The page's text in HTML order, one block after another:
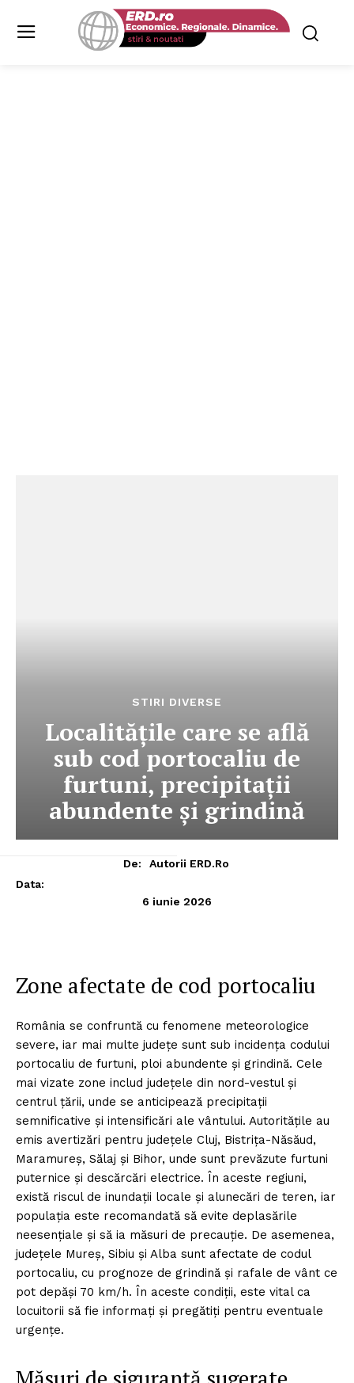
STIRI DIVERSE
Localitățile care se află
sub cod portocaliu de
furtuni, precipitații
abundente și grindină
De:
Autorii ERD.ro
Data:
6 iunie 2026
Zone afectate de cod portocaliu
România se confruntă cu fenomene meteorologice
severe, iar mai multe județe sunt sub incidența codului
portocaliu de furtuni, ploi abundente și grindină. Cele
mai vizate zone includ județele din nord-vestul și
centrul țării, unde se anticipează precipitații
semnificative și intensificări ale vântului. Autoritățile au
emis avertizări pentru județele Cluj, Bistrița-Năsăud,
Maramureș, Sălaj și Bihor, unde sunt prevăzute furtuni
puternice și descărcări electrice. În aceste regiuni,
există riscul de inundații locale și alunecări de teren, iar
populația este recomandată să evite deplasările
neesențiale și să ia măsuri de precauție. De asemenea,
județele Mureș, Sibiu și Alba sunt afectate de codul
portocaliu, cu prognoze de grindină și rafale de vânt ce
pot depăși 70 km/h. În aceste condiții, este vital ca
locuitorii să fie informați și pregătiți pentru eventuale
urgențe.